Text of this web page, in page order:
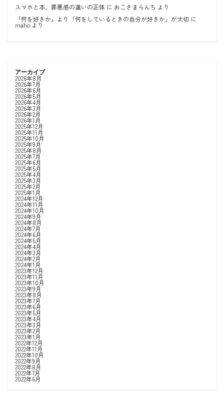
スマホと本、罪悪感の違いの正体 に おこさまらんち より
「何を好きか」より「何をしているときの自分が好きか」が大切 に
mahoより
アーカイブ
2026年8月
2026年7月
2026年6月
2026年5月
2026年4月
2026年3月
2026年2月
2026年1月
2025年12月
2025年11月
2025年10月
2025年9月
2025年8月
2025年7月
2025年6月
2025年5月
2025年4月
2025年3月
2025年2月
2025年1月
2024年12月
2024年11月
2024年10月
2024年9月
2024年8月
2024年7月
2024年6月
2024年5月
2024年4月
2024年3月
2024年2月
2024年1月
2023年12月
2023年11月
2023年10月
2023年9月
2023年8月
2023年7月
2023年6月
2023年5月
2023年4月
2023年3月
2023年2月
2023年1月
2022年12月
2022年11月
2022年10月
2022年9月
2022年8月
2022年7月
2022年6月